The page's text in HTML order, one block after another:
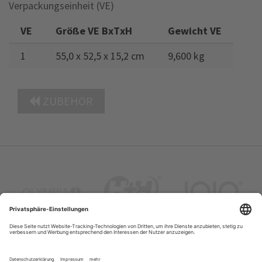
Verpackungseinheit (VE)
VE
Größe VE BxTxH
Gewicht VE
1
55,0 x 52,5 x 15,2 cm 9,600 kg